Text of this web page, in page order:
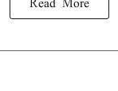
Read More